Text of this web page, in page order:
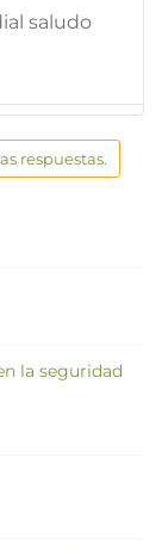
saludo
respuestas.
la seguridad